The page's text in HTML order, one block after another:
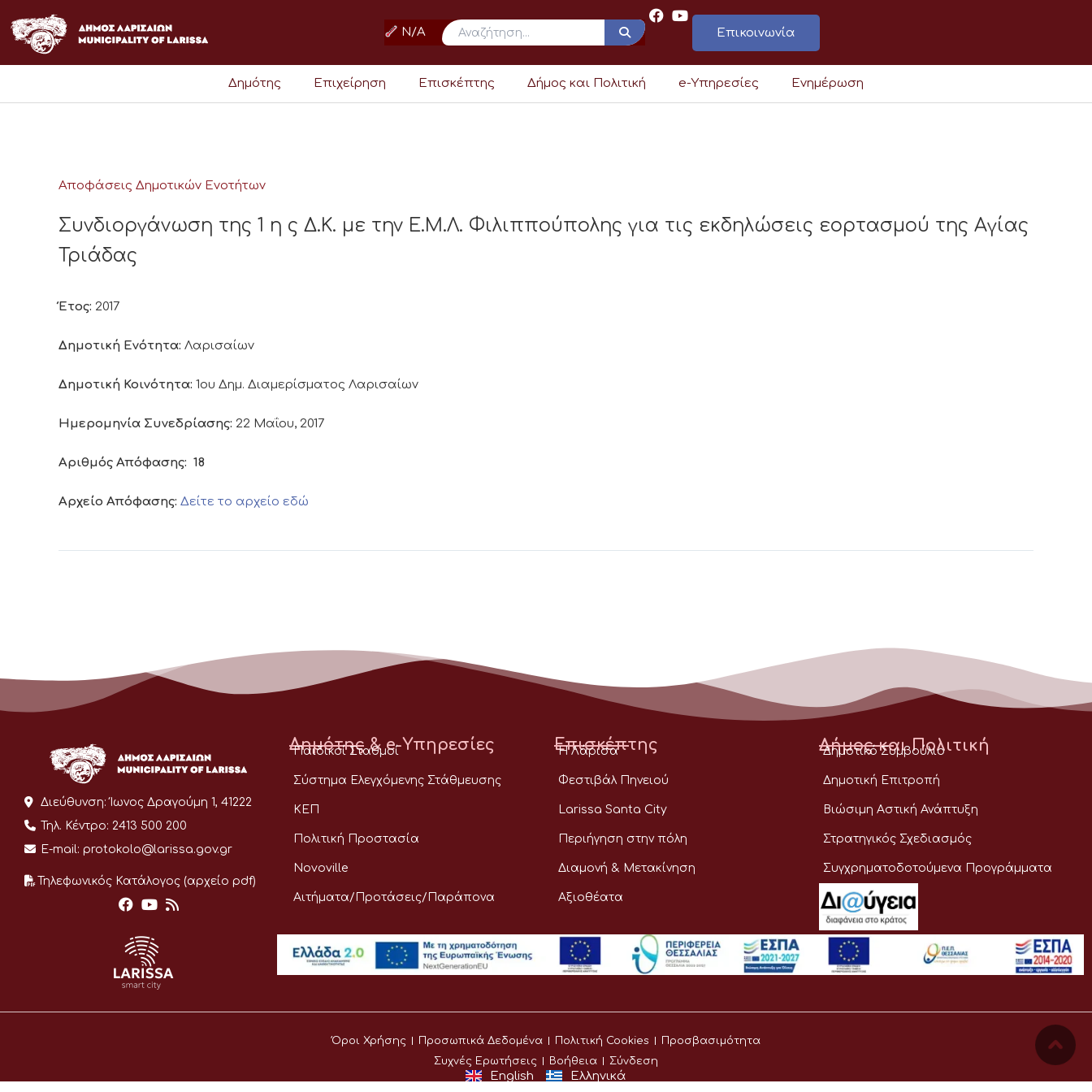
στο
περιεχόμενο
N/A Επικοινωνία
Δημότης Επιχείρηση Επισκέπτης Δήμος και Πολιτική e-Υπηρεσίες Ενημέρωση
Αποφάσεις Δημοτικών Ενοτήτων
Συνδιοργάνωση της 1 η ς Δ.Κ. με την Ε.Μ.Λ. Φιλιππούπολης για τις εκδηλώσεις εορτασμού της Αγίας
Τριάδας
Έτος: 2017
Δημοτική Ενότητα: Λαρισαίων
Δημοτική Κοινότητα: 1ου Δημ. Διαμερίσματος Λαρισαίων
Ημερομηνία Συνεδρίασης: 22 Μαΐου, 2017
Αριθμός Απόφασης: 18
Αρχείο Απόφασης: Δείτε το αρχείο εδώ
Διεύθυνση: Ίωνος Δραγούμη 1, 41222
Τηλ. Κέντρο: 2413 500 200
E-mail: protokolo@larissa.gov.gr
Τηλεφωνικός Κατάλογος (αρχείο pdf)
Δημότης & e-Υπηρεσίες
Παιδικοί Σταθμοί
Σύστημα Ελεγχόμενης Στάθμευσης
ΚΕΠ
Πολιτική Προστασία
Novoville
Αιτήματα/Προτάσεις/Παράπονα
Επισκέπτης
Η Λάρισα
Φεστιβάλ Πηνειού
Larissa Santa City
Περιήγηση στην πόλη
Διαμονή & Μετακίνηση
Αξιοθέατα
Δήμος και Πολιτική
Δημοτικό Συμβούλιο
Δημοτική Επιτροπή
Βιώσιμη Αστική Ανάπτυξη
Στρατηγικός Σχεδιασμός
Συγχρηματοδοτούμενα Προγράμματα
Όροι Χρήσης Προσωπικά Δεδομένα Πολιτική Cookies
Προσβασιμότητα
Συχνές Ερωτήσεις
Βοήθεια Σύνδεση
English Ελληνικά